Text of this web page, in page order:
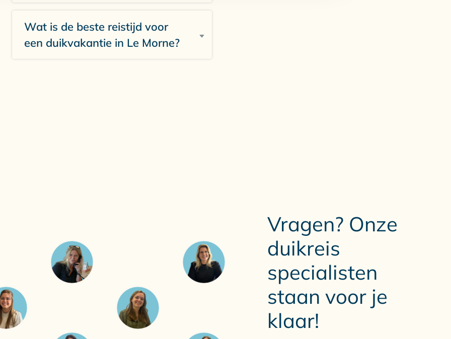
Wat is de beste reistijd voor
een duikvakantie in Le Morne?
Vragen? Onze
duikreis
specialisten
staan voor je
klaar!